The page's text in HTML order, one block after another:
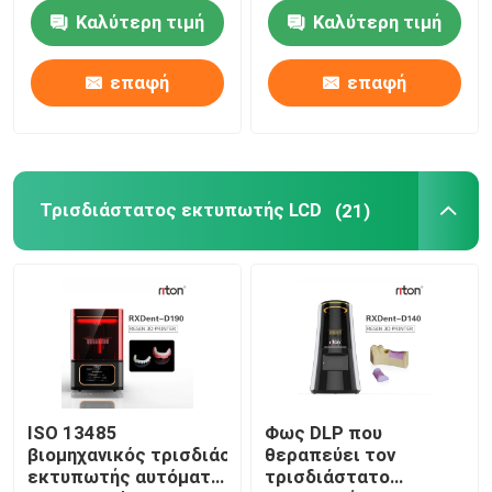
Τρισδιάστατος εκτυπωτής κοσμήματος
Αυτοκίνητος τρισδιάστατος εκτυπωτής
τρισδιάστατος εκτυπωτής τιτανίου
Ψηφιακή CNC μηχανή
εκτυπωτών οδοντική
Καλύτερη τιμή
επαφή
εκτυπωτή ένα
εκτύπωση
οδοντοστοιχιών
στάσεων
Καλύτερη τιμή
επαφή
Τρισδιάστατος εκτυπωτής LCD (21)
ISO 13485
βιομηχανικός τρισδιάστατος
εκτυπωτής αυτόματο τεράστιο 220V
Φως DLP που
θεραπεύει τον
τρισδιάστατο